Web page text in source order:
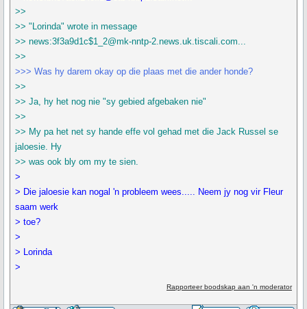
>>
>> "Lorinda" wrote in message
>> news:3f3a9d1c$1_2@mk-nntp-2.news.uk.tiscali.com...
>>
>>> Was hy darem okay op die plaas met die ander honde?
>>
>> Ja, hy het nog nie "sy gebied afgebaken nie"
>>
>> My pa het net sy hande effe vol gehad met die Jack Russel se
jaloesie. Hy
>> was ook bly om my te sien.
>
> Die jaloesie kan nogal 'n probleem wees..... Neem jy nog vir Fleur
saam werk
> toe?
>
> Lorinda
>
Rapporteer boodskap aan 'n moderator